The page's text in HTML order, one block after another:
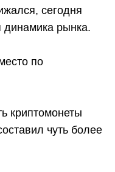
сегодня
динамика рынка.
по
криптомонеты
чуть более